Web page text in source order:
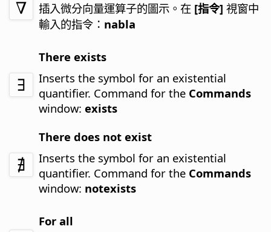
插入微分向量運算子的圖示。在 [指令] 視窗中
輸入的指令： nabla
There exists
Inserts the symbol for an existential
quantifier. Command for the Commands
window:exists
There does not exist
Inserts the symbol for an existential
quantifier. Command for the Commands
window: notexists
For all